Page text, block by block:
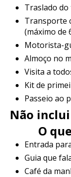
Traslado
Transporte
(máximo de
Motorista-
Almoço no
Visita a
Kit de
Passeio ao
Não inclui
O
Entrada
Guia que
Café da